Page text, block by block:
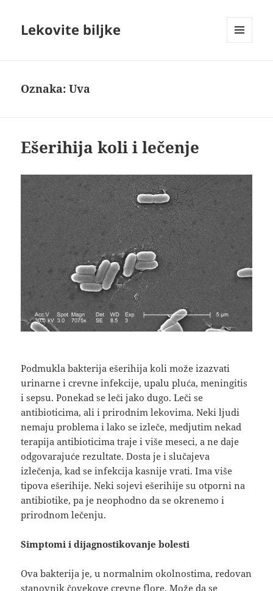
Lekovite biljke
Oznaka:Uva
Ešerihija koli i lečenje
Podmukla bakterija ešerihija koli može izazvati
urinarne i crevne infekcije, upalu pluća, meningitis
i sepsu. Ponekad se leči jako dugo. Leči se
antibioticima, ali i prirodnim lekovima. Neki ljudi
nemaju problema i lako se izleče, medjutim nekad
terapija antibioticima traje i više meseci, a ne daje
odgovarajuće rezultate. Dosta je i slučajeva
izlečenja, kad se infekcija kasnije vrati. Ima više
tipova ešerihije. Neki sojevi ešerihije su otporni na
antibiotike, pa je neophodno da se okrenemo i
prirodnom lečenju.
Simptomi i dijagnostikovanje bolesti
Ova bakterija je, u normalnim okolnostima, redovan
stanovnik čovekove crevne flore. Može da se